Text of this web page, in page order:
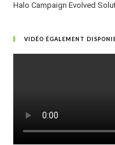
Halo Campaign Evolved
VIDÉO ÉGALEMENT